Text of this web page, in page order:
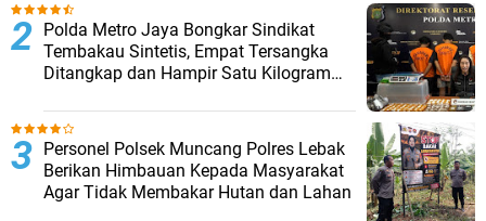
‎Polda Metro Jaya Bongkar Sindikat
Tembakau Sintetis, Empat Tersangka
Ditangkap dan Hampir Satu Kilogram
Personel Polsek Muncang Polres Lebak
Berikan Himbauan Kepada Masyarakat
Agar Tidak Membakar Hutan dan Lahan